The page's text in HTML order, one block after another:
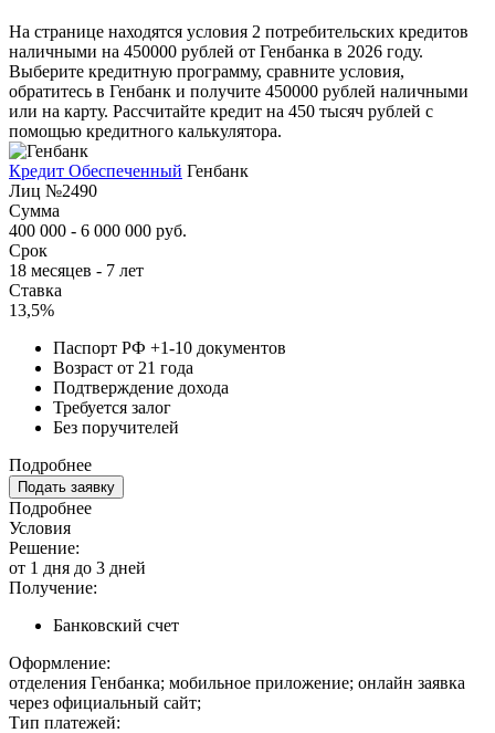
На странице находятся условия 2 потребительских кредитов
наличными на 450000 рублей от Генбанка в 2026 году.
Выберите кредитную программу, сравните условия,
обратитесь в Генбанк и получите 450000 рублей наличными
или на карту. Рассчитайте кредит на 450 тысяч рублей с
помощью кредитного калькулятора.
Кредит Обеспеченный Генбанк
Лиц №2490
Сумма
400 000 - 6 000 000 руб.
Срок
18 месяцев - 7 лет
Ставка
13,5%
Паспорт РФ +1-10 документов
Возраст от 21 года
Подтверждение дохода
Требуется залог
Без поручителей
Подробнее
Подать заявку
Подробнее
Условия
Решение:
от 1 дня до 3 дней
Получение:
Банковский счет
Оформление:
отделения Генбанка; мобильное приложение; онлайн заявка
через официальный сайт;
Тип платежей: